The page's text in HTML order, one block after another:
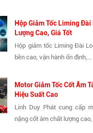
Hộp Giảm Tốc Liming
Lượng Cao, Giá Tốt
Hộp giảm tốc Liming Đài
bền cao, vận hành ổn định,...
Motor Giảm Tốc Cốt Âm
Hiệu Suất Cao
Linh Duy Phát cung cấp
nặng cốt âm chất lượng cao,